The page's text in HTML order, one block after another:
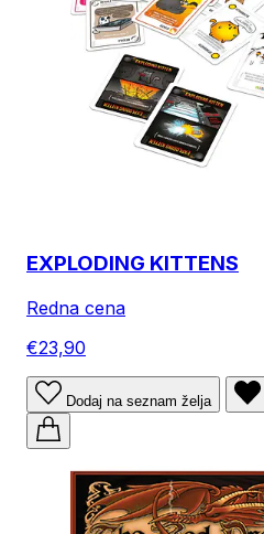
EXPLODING KITTENS
Redna cena
€23,90
Dodaj na seznam želja